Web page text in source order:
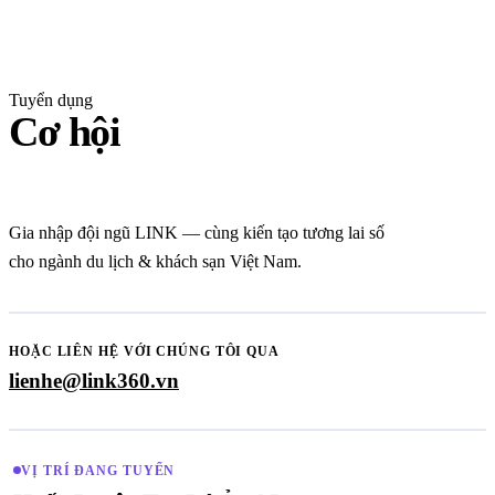
Tuyển dụng
Cơ hội
Gia nhập đội ngũ LINK — cùng kiến tạo tương lai số
cho ngành du lịch & khách sạn Việt Nam.
HOẶC LIÊN HỆ VỚI CHÚNG TÔI QUA
lienhe@link360.vn
VỊ TRÍ ĐANG TUYỂN